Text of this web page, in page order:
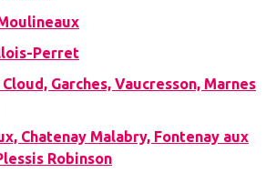
Perret
Garches, Vaucresson, Marnes
Chatenay Malabry, Fontenay aux
Robinson